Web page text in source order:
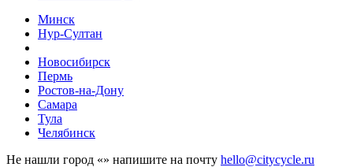
Минск
Нур-Султан
Новосибирск
Пермь
Ростов-на-Дону
Самара
Тула
Челябинск
Не нашли город «» напишите на почту hello@citycycle.ru